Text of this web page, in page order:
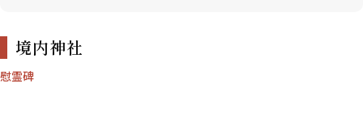
境内神社
慰霊碑